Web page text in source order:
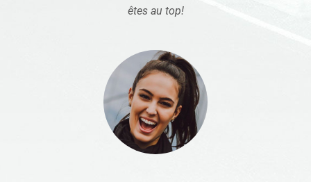
êtes au top!